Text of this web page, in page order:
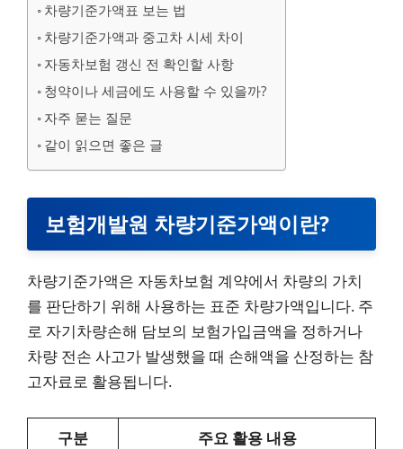
차량기준가액표 보는 법
차량기준가액과 중고차 시세 차이
자동차보험 갱신 전 확인할 사항
청약이나 세금에도 사용할 수 있을까?
자주 묻는 질문
같이 읽으면 좋은 글
보험개발원 차량기준가액이란?
차량기준가액은 자동차보험 계약에서 차량의 가치
를 판단하기 위해 사용하는 표준 차량가액입니다. 주
로 자기차량손해 담보의 보험가입금액을 정하거나
차량 전손 사고가 발생했을 때 손해액을 산정하는 참
고자료로 활용됩니다.
구분 주요 활용 내용